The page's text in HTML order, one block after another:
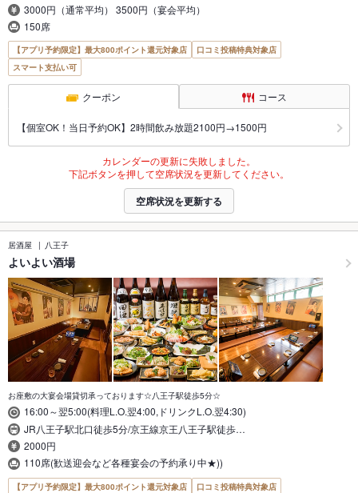
3000円（通常平均） 3500円（宴会平均）
150席
【アプリ予約限定】最大800ポイント還元対象店
口コミ投稿特典対象店
スマート支払い可
クーポン コース
【個室OK！当日予約OK】2時間飲み放題2100円→1500円
カレンダーの更新に失敗しました。
下記ボタンを押して空席状況を更新してください。
空席状況を更新する
居酒屋 八王子
よいよい酒場
お座敷の大宴会場貸切承っております☆八王子駅徒歩5分☆
16:00～翌5:00(料理L.O.翌4:00,ドリンクL.O.翌4:30)
JR八王子駅北口徒歩5分/京王線京王八王子駅徒歩…
2000円
110席(歓送迎会など各種宴会の予約承り中★))
【アプリ予約限定】最大800ポイント還元対象店 口コミ投稿特典対象店